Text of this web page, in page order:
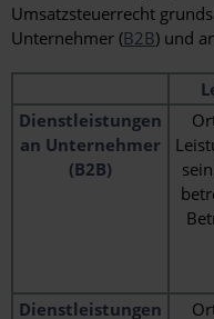
Umsatzsteuerrecht
Unternehmer (B2B) und
Dienstleistungen
an Unternehmer
(B2B)
Dienstleistungen